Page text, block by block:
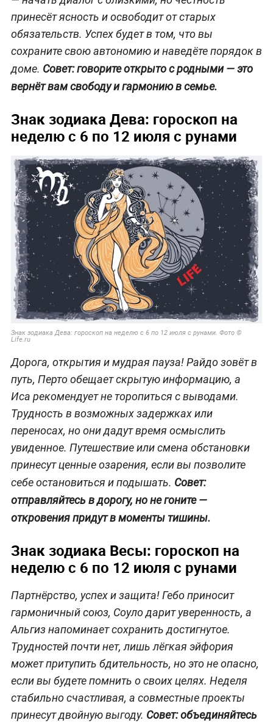
принесёт ясность и освободит от старых
обязательств. Успех будет в том, что вы
сохраните свою автономию и наведёте порядок в
доме. Совет: говорите открыто с родными — это
вернёт вам свободу и гармонию в семье.
Знак зодиака Дева: гороскоп на
неделю с 6 по 12 июля с рунами
Знак зодиака Дева: гороскоп на неделю с 6 по 12 июля с рунами. Фото ©
Life.ru
Дорога, открытия и мудрая пауза! Райдо зовёт в
путь, Перто обещает скрытую информацию, а
Иса рекомендует не торопиться с выводами.
Трудность в возможных задержках или
переносах, но они дадут время осмыслить
увиденное. Путешествие или смена обстановки
принесут ценные озарения, если вы позволите
себе остановиться и подышать. Совет:
отправляйтесь в дорогу, но не гоните —
откровения придут в моменты тишины.
Знак зодиака Весы: гороскоп на
неделю с 6 по 12 июля с рунами
Партнёрство, успех и защита! Гебо приносит
гармоничный союз, Соуло дарит уверенность, а
Альгиз напоминает сохранить достигнутое.
Трудностей почти нет, лишь лёгкая эйфория
может притупить бдительность, но это не опасно,
если вы будете помнить о своих целях. Неделя
стабильно счастливая, а совместные проекты
принесут двойную выгоду. Совет: объединяйтесь